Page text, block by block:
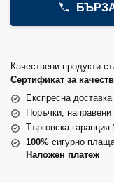
Качествени продукти
Сертификат за
Експресна доставка
Поръчки, направени
Търговска гаранция
100% сигурно
Наложен платеж